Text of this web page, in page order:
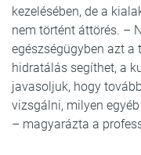
kezelésében, de a
nem történt áttörés. –
egészségügyben azt a
hidratálás segíthet, a
javasoljuk, hogy
vizsgálni, milyen
– magyarázta a